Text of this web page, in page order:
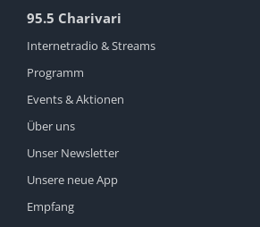
95.5 Charivari
Internetradio & Streams
Programm
Events & Aktionen
Über uns
Unser Newsletter
Unsere neue App
Empfang